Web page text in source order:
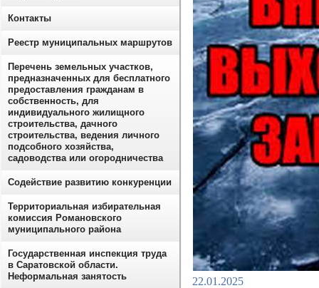
22.01.2025
Контакты
Реестр муниципальных маршрутов
Перечень земельных участков,
предназначенных для бесплатного
предоставления гражданам в
собственность, для
индивидуального жилищного
строительства, дачного
строительства, ведения личного
подсобного хозяйства,
садоводства или огородничества
Содействие развитию конкуренции
Территориальная избирательная
комиссия Романовского
муниципального района
Государственная инспекция труда
в Саратовской области.
Неформальная занятость